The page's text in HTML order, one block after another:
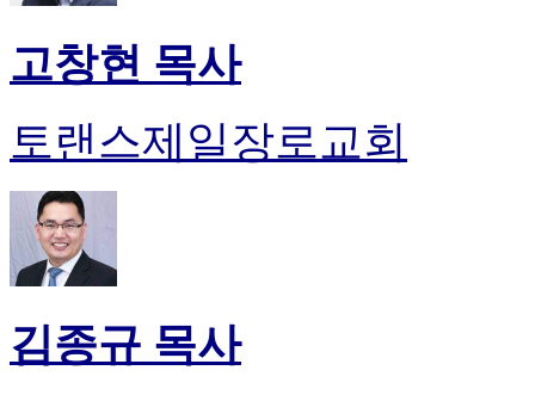
고창현 목사
토랜스제일장로교회
김종규 목사